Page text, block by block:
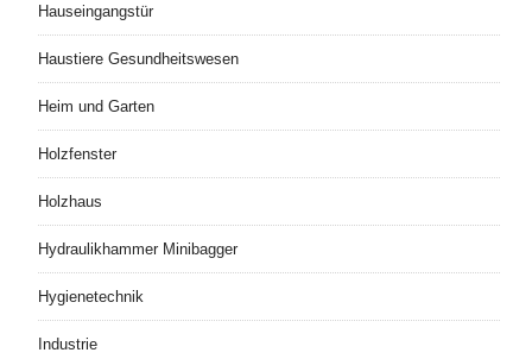
Hauseingangstür
Haustiere Gesundheitswesen
Heim und Garten
Holzfenster
Holzhaus
Hydraulikhammer Minibagger
Hygienetechnik
Industrie